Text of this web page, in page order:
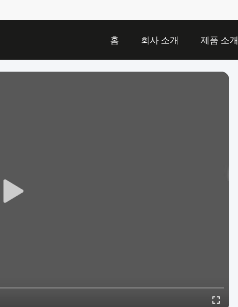
홈 회사 소개 제품 소개